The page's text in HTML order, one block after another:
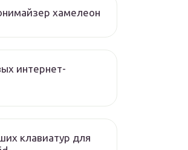
хамелеон
интернет-
клавиатур для